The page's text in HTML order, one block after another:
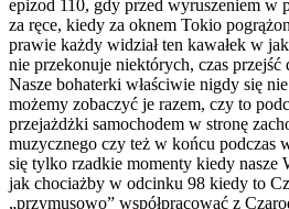
epizod 110, gdy przed wyruszeniem w
za ręce, kiedy za oknem Tokio
prawie każdy widział ten kawałek w
nie przekonuje niektórych, czas przejść
Nasze bohaterki właściwie nigdy się
możemy zobaczyć je razem, czy to
przejażdżki samochodem w stronę
muzycznego czy też w końcu podczas
się tylko rzadkie momenty kiedy nasze
jak chociażby w odcinku 98 kiedy to
„przymusowo” współpracować z